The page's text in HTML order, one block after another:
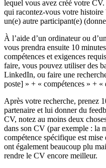
lequel vous avez créé votre
qui racontez-vous votre
un(e) autre participant(e)
À l’aide d’un ordinateur ou
vous prendra ensuite 10
compétences et exigences
faire, vous pouvez utiliser des
LinkedIn, ou faire une
poste] » + « compétences » +
Après votre recherche, prenez
partenaire et lui donner du
CV, notez au moins deux
dans son CV (par exemple : la
compétence spécifique est
ont également beaucoup plu
rendre le CV encore meilleur.